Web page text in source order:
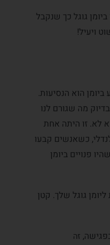
גוגל כך שנקבל
ויעיל!
הוא הנסיעות.
מה שגורם לנו
לא. זו היתה אחת
כשאנשים קבעו
פנויים ביומן
גוגל שלך. קטן
זה